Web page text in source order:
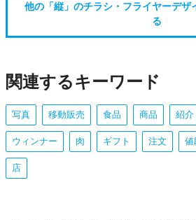
他の「縦」のチラシ・フライヤーデザ
る
関連するキーワード
写真 移動販売 食品 商品 紹介
ウィンナー 肉 ギフト 注文 値
店